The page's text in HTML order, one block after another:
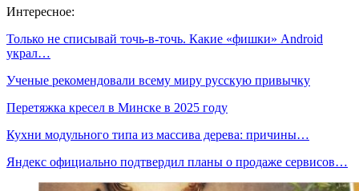
Интересное:
Только не списывай точь-в-точь. Какие «фишки» Android
украл…
Ученые рекомендовали всему миру русскую привычку
Перетяжка кресел в Минске в 2025 году
Кухни модульного типа из массива дерева: причины…
Яндекс официально подтвердил планы о продаже сервисов…